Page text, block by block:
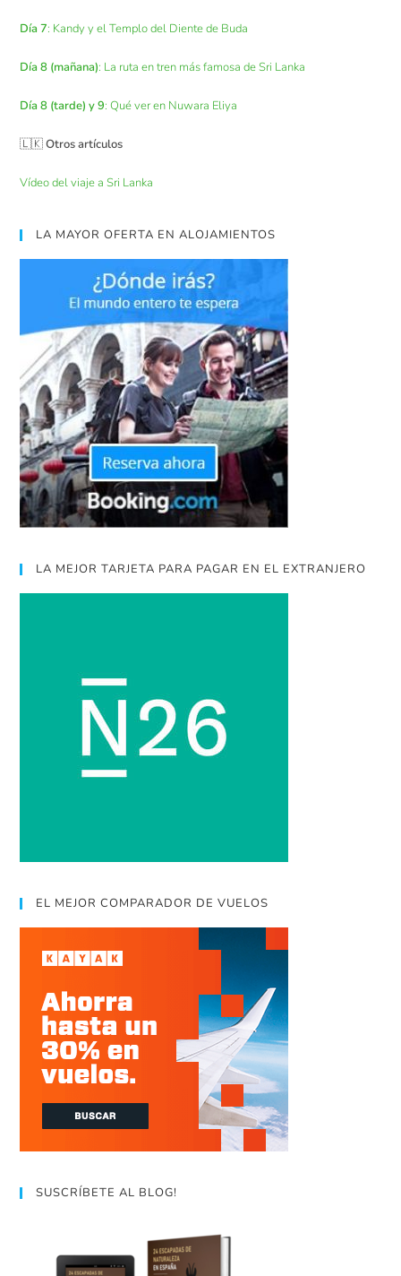
Día 7: Kandy y el Templo del Diente de Buda
Día 8 (mañana): La ruta en tren más famosa de Sri Lanka
Día 8 (tarde) y 9: Qué ver en Nuwara Eliya
🇱🇰Otros artículos
Vídeo del viaje a Sri Lanka
LA MAYOR OFERTA EN ALOJAMIENTOS
LA MEJOR TARJETA PARA PAGAR EN EL EXTRANJERO
EL MEJOR COMPARADOR DE VUELOS
SUSCRÍBETE AL BLOG!